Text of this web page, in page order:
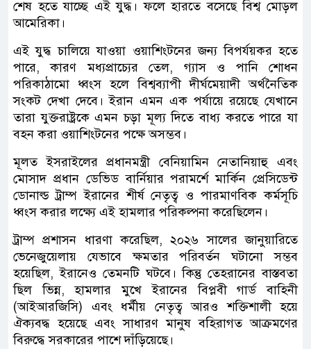
শেষ হতে যাচ্ছে এই যুদ্ধ। ফলে হারতে বসেছে বিশ্ব মোড়ল
আমেরিকা।
এই যুদ্ধ চালিয়ে যাওয়া ওয়াশিংটনের জন্য বিপর্যয়কর হতে
পারে, কারণ মধ্যপ্রাচ্যের তেল, গ্যাস ও পানি শোধন
পরিকাঠামো ধ্বংস হলে বিশ্বব্যাপী দীর্ঘমেয়াদী অর্থনৈতিক
সংকট দেখা দেবে। ইরান এমন এক পর্যায়ে রয়েছে যেখানে
তারা যুক্তরাষ্ট্রকে এমন চড়া মূল্য দিতে বাধ্য করতে পারে যা
বহন করা ওয়াশিংটনের পক্ষে অসম্ভব।
মূলত ইসরাইলের প্রধানমন্ত্রী বেনিয়ামিন নেতানিয়াহু এবং
মোসাদ প্রধান ডেভিড বার্নিয়ার পরামর্শে মার্কিন প্রেসিডেন্ট
ডোনাল্ড ট্রাম্প ইরানের শীর্ষ নেতৃত্ব ও পারমাণবিক কর্মসূচি
ধ্বংস করার লক্ষ্যে এই হামলার পরিকল্পনা করেছিলেন।
ট্রাম্প প্রশাসন ধারণা করেছিল, ২০২৬ সালের জানুয়ারিতে
ভেনেজুয়েলায় যেভাবে ক্ষমতার পরিবর্তন ঘটানো সম্ভব
হয়েছিল, ইরানেও তেমনটি ঘটবে। কিন্তু তেহরানের বাস্তবতা
ছিল ভিন্ন, হামলার মুখে ইরানের বিপ্লবী গার্ড বাহিনী
(আইআরজিসি) এবং ধর্মীয় নেতৃত্ব আরও শক্তিশালী হয়ে
ঐক্যবদ্ধ হয়েছে এবং সাধারণ মানুষ বহিরাগত আক্রমণের
বিরুদ্ধে সরকারের পাশে দাঁড়িয়েছে।